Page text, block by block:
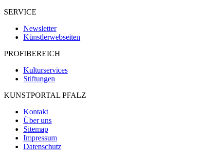
SERVICE
Newsletter
Künstlerwebseiten
PROFIBEREICH
Kulturservices
Stiftungen
KUNSTPORTAL PFALZ
Kontakt
Über uns
Sitemap
Impressum
Datenschutz